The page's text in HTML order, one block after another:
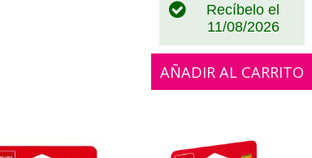
Recíbelo el
11/08/2026
AÑADIR AL CARRITO